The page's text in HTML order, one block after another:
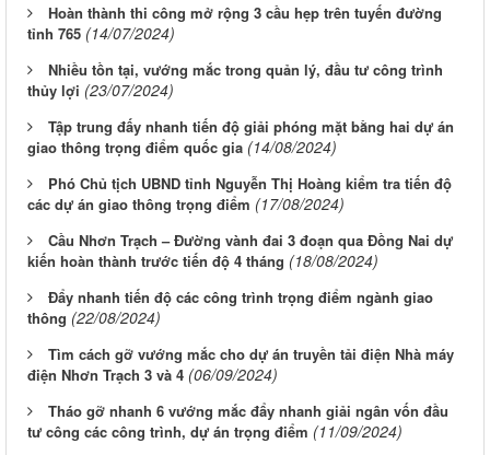
Hoàn thành thi công mở rộng 3 cầu hẹp trên tuyến đường
tỉnh 765 (14/07/2024)
Nhiều tồn tại, vướng mắc trong quản lý, đầu tư công trình
thủy lợi (23/07/2024)
Tập trung đấy nhanh tiến độ giải phóng mặt bằng hai dự án
giao thông trọng điểm quốc gia (14/08/2024)
Phó Chủ tịch UBND tỉnh Nguyễn Thị Hoàng kiểm tra tiến độ
các dự án giao thông trọng điểm (17/08/2024)
Cầu Nhơn Trạch – Đường vành đai 3 đoạn qua Đồng Nai dự
kiến hoàn thành trước tiến độ 4 tháng (18/08/2024)
Đẩy nhanh tiến độ các công trình trọng điểm ngành giao
thông (22/08/2024)
Tìm cách gỡ vướng mắc cho dự án truyền tải điện Nhà máy
điện Nhơn Trạch 3 và 4 (06/09/2024)
Tháo gỡ nhanh 6 vướng mắc đẩy nhanh giải ngân vốn đầu
tư công các công trình, dự án trọng điểm (11/09/2024)